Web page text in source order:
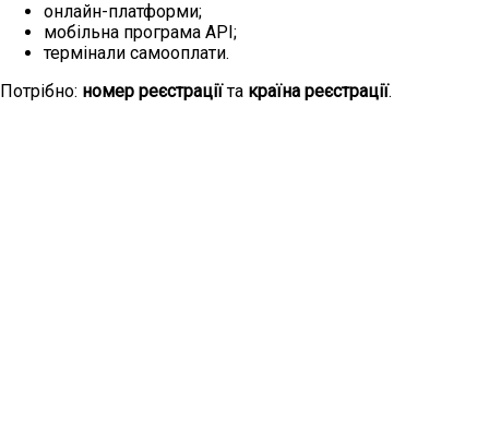
онлайн-платформи;
мобільна програма API;
термінали самооплати.
Потрібно: номер реєстраціїта країна реєстрації.